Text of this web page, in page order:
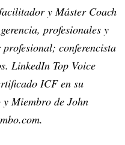
y Máster Coach
profesionales y
conferencista
LinkedIn Top Voice
ICF en su
Miembro de John